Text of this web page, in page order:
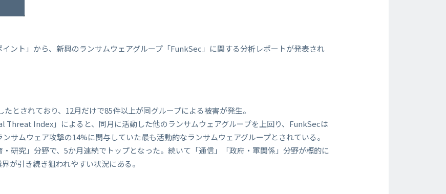
ント」から、新興のランサムウェアグループ「FunkSec」に関する分析レポートが発表され
とされており、12月だけで85件以上が同グループによる被害が発生。
Threat Index」によると、同月に活動した他のランサムウェアグループを上回り、FunkSecは
サムウェア攻撃の14%に関与していた最も活動的なランサムウェアグループとされている。
研究」分野で、5か月連続でトップとなった。続いて「通信」「政府・軍関係」分野が標的に
が引き続き狙われやすい状況にある。